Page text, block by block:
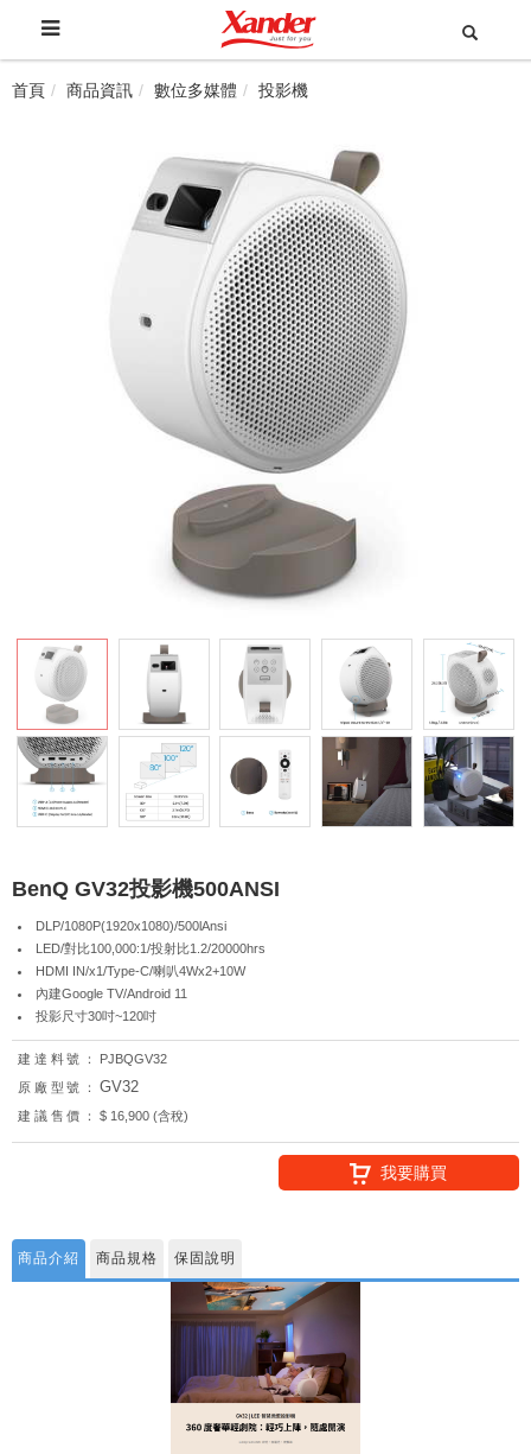
首頁 商品資訊 數位多媒體 投影機
BenQ GV32投影機500ANSI
DLP/1080P(1920x1080)/500lAnsi
LED/對比100,000:1/投射比1.2/20000hrs
HDMI IN/x1/Type-C/喇叭4Wx2+10W
內建Google TV/Android 11
投影尺寸30吋~120吋
建達料號：
PJBQGV32
原廠型號：
GV32
建議售價： $ 16,900 (含稅)
我要購買
商品介紹 商品規格 保固說明